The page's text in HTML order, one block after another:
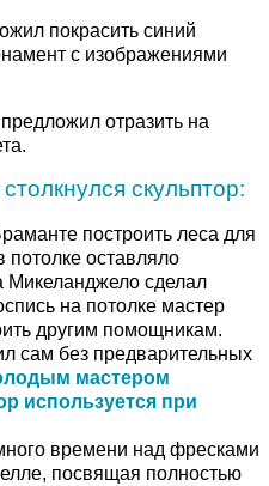
покрасить синий
с изображениями
отразить на
скульптор:
построить леса для
оставляло
Микеланджело сделал
на потолке мастер
другим помощникам.
сам без предварительных
мастером
используется при
времени над фресками
посвящая полностью